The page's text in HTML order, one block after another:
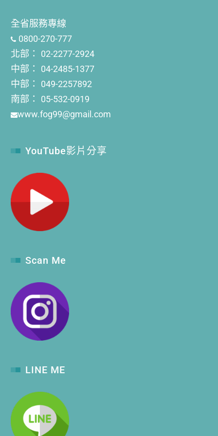
全省服務專線
0800-270-777
北部： 02-2277-2924
中部： 04-2485-1377
中部： 049-2257892
南部： 05-532-0919
www.fog99@gmail.com
YouTube影片分享
Scan Me
LINE ME